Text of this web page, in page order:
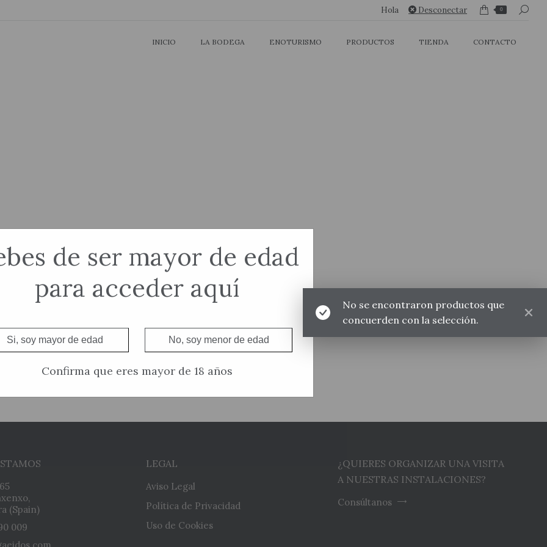
de ser mayor de edad
para acceder aquí
Si, soy mayor de edad No, soy menor de edad
Confirma que eres mayor de 18 años
Hola Desconectar 0 Buscar:
INICIO LA BODEGA ENOTURISMO PRODUCTOS TIENDA CONTACTO
No se encontraron productos que
concuerden con la selección.
(Spain)
009
LEGAL
Aviso Legal
Política de Privacidad
Uso de Cookies
¿QUIERES ORGANIZAR UNA VISITA
A NUESTRAS INSTALACIONES?
Consúltanos